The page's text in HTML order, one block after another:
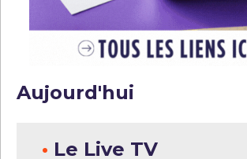
Aujourd'hui
• Le Live TV